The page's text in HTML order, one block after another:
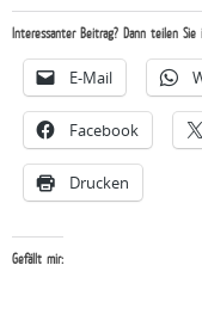
Interessanter Beitrag? Dann teilen Sie
E-Mail
Facebook
Drucken
Gefällt mir: